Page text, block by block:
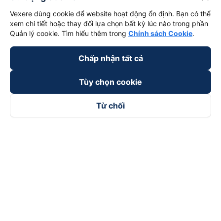
Vexere dùng cookie để website hoạt động ổn định. Bạn có thể
xem chi tiết hoặc thay đổi lựa chọn bất kỳ lúc nào trong phần
Quản lý cookie. Tìm hiểu thêm trong Chính sách Cookie.
Chấp nhận tất cả
Tùy chọn cookie
Từ chối